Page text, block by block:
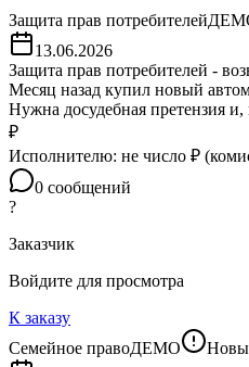
Защита прав потребителей
13.06.2026
Защита прав потребителей -
Месяц назад купил новый
Нужна досудебная претензия и,
₽
Исполнителю: не число ₽
0 сообщений
?
Заказчик
Войдите для просмотра
К заказу
Семейное правоДЕМО